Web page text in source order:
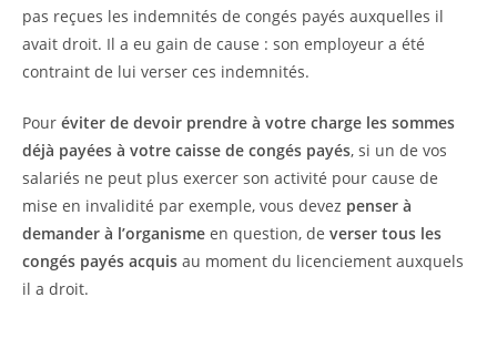
pas reçues les indemnités de congés payés auxquelles il
avait droit. Il a eu gain de cause : son employeur a été
contraint de lui verser ces indemnités.
Pour éviter de devoir prendre à votre charge les sommes
déjà payées à votre caisse de congés payés, si un de vos
salariés ne peut plus exercer son activité pour cause de
mise en invalidité par exemple, vous devez penser à
demander à l’organisme en question, de verser tous les
congés payés acquis au moment du licenciement auxquels
il a droit.